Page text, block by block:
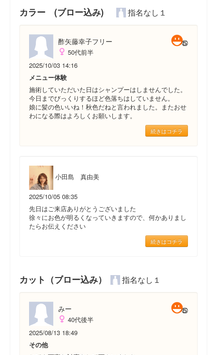
カラー (ブロー込み) 指名なし１
酢矢藤幸子フリー
50代前半
2025/10/03 14:16
メニュー体験
施術していただいた日はシャンプーはしませんでした。
今日までびっくりするほど色落ちはしていません。
娘に髪の色いいね！秋色だねと言われました。またおせ
わになる際はよろしくお願いします。
続きはコチラ
小田島 真由美
2025/10/05 08:35
先日はご来店ありがとうございました
徐々にお色が明るくなっていきますので、何かありまし
たらお伝えください
続きはコチラ
カット（ブロー込み） 指名なし１
みー
40代後半
2025/08/13 18:49
その他